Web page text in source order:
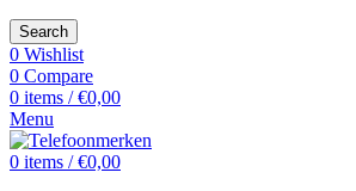
Search
0 Wishlist
0 Compare
0 items / €0,00
Menu
0 items / €0,00